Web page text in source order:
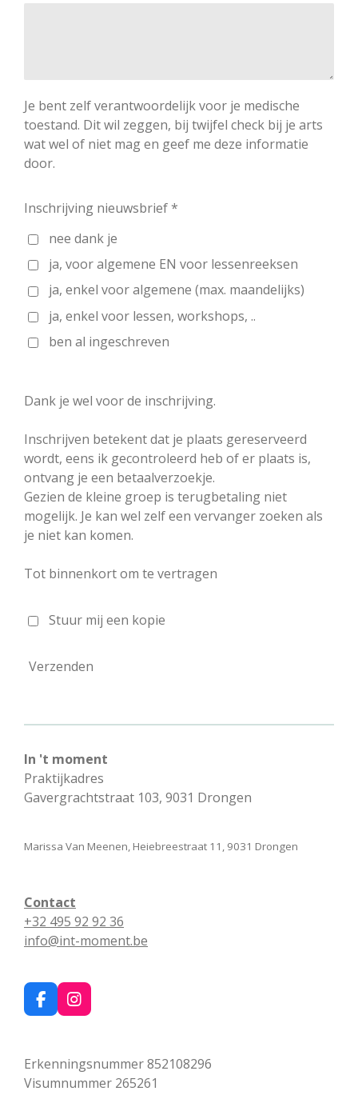
Je bent zelf verantwoordelijk voor je medische
toestand. Dit wil zeggen, bij twijfel check bij je arts
wat wel of niet mag en geef me deze informatie
door.
Inschrijving nieuwsbrief *
nee dank je
ja, voor algemene EN voor lessenreeksen
ja, enkel voor algemene (max. maandelijks)
ja, enkel voor lessen, workshops, ..
ben al ingeschreven
Dank je wel voor de inschrijving.
Inschrijven betekent dat je plaats gereserveerd
wordt, eens ik gecontroleerd heb of er plaats is,
ontvang je een betaalverzoekje.
Gezien de kleine groep is terugbetaling niet
mogelijk. Je kan wel zelf een vervanger zoeken als
je niet kan komen.
Tot binnenkort om te vertragen
Stuur mij een kopie
Verzenden
In 't moment
Praktijkadres
Gavergrachtstraat 103, 9031 Drongen
Marissa Van Meenen, Heiebreestraat 11, 9031 Drongen
Contact
+32 495 92 92 36
info@int-moment.be
F
a
b
o
I
n
a
g
Erkenningsnummer 852108296
Visumnummer 265261